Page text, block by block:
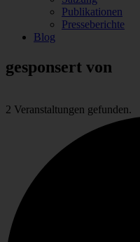
Publikationen
Presseberichte
Blog
gesponsert von
2 Veranstaltungen gefunden.